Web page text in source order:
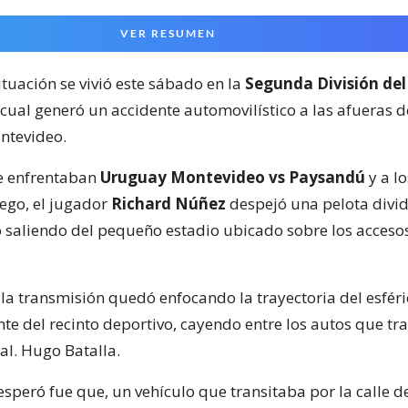
VER RESUMEN
se vivió este sábado en la Segunda División
generó un accidente automovilístico a las afueras
enfrentaban Uruguay Montevideo vs Paysandú y a
el jugador Richard Núñez despejó una pelota
del pequeño estadio ubicado sobre los
transmisión quedó enfocando la trayectoria del
del recinto deportivo, cayendo entre los autos que
Hugo Batalla.
fue que, un vehículo que transitaba por la calle